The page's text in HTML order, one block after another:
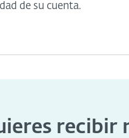
de su cuenta.
recibir